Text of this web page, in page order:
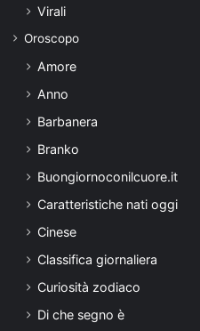
Virali
Oroscopo
Amore
Anno
Barbanera
Branko
Buongiornoconilcuore.it
Caratteristiche nati oggi
Cinese
Classifica giornaliera
Curiosità zodiaco
Di che segno è